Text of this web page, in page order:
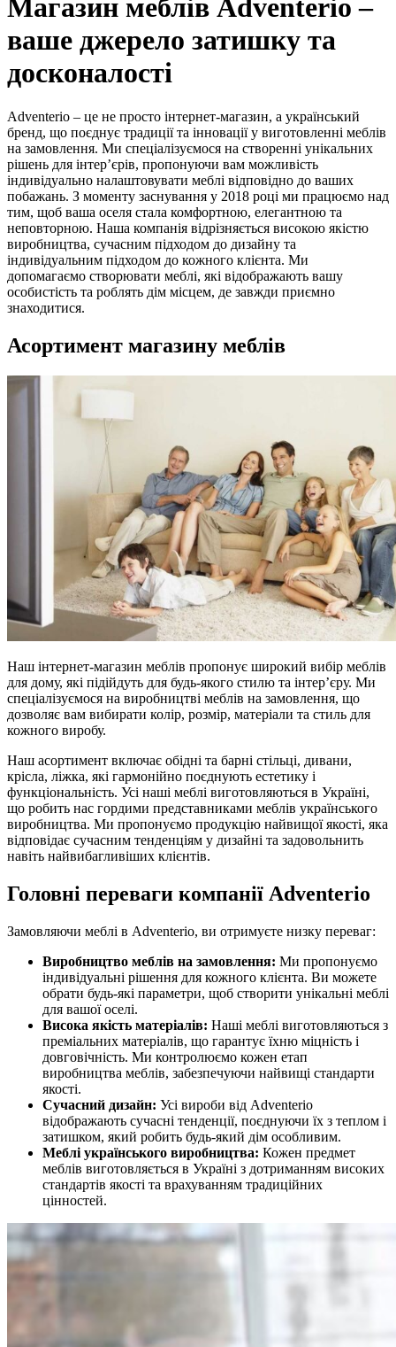
Магазин меблів Adventerio –
ваше джерело затишку та
досконалості
Adventerio – це не просто інтернет-магазин, а український
бренд, що поєднує традиції та інновації у виготовленні меблів
на замовлення. Ми спеціалізуємося на створенні унікальних
рішень для інтер’єрів, пропонуючи вам можливість
індивідуально налаштовувати меблі відповідно до ваших
побажань. З моменту заснування у 2018 році ми працюємо над
тим, щоб ваша оселя стала комфортною, елегантною та
неповторною. Наша компанія відрізняється високою якістю
виробництва, сучасним підходом до дизайну та
індивідуальним підходом до кожного клієнта. Ми
допомагаємо створювати меблі, які відображають вашу
особистість та роблять дім місцем, де завжди приємно
знаходитися.
Асортимент магазину меблів
Наш інтернет-магазин меблів пропонує широкий вибір меблів
для дому, які підійдуть для будь-якого стилю та інтер’єру. Ми
спеціалізуємося на виробництві меблів на замовлення, що
дозволяє вам вибирати колір, розмір, матеріали та стиль для
кожного виробу.
Наш асортимент включає обідні та барні стільці, дивани,
крісла, ліжка, які гармонійно поєднують естетику і
функціональність. Усі наші меблі виготовляються в Україні,
що робить нас гордими представниками меблів українського
виробництва. Ми пропонуємо продукцію найвищої якості, яка
відповідає сучасним тенденціям у дизайні та задовольнить
навіть найвибагливіших клієнтів.
Головні переваги компанії Adventerio
Замовляючи меблі в Adventerio, ви отримуєте низку переваг:
Виробництво меблів на замовлення: Ми пропонуємо
індивідуальні рішення для кожного клієнта. Ви можете
обрати будь-які параметри, щоб створити унікальні меблі
для вашої оселі.
Висока якість матеріалів: Наші меблі виготовляються з
преміальних матеріалів, що гарантує їхню міцність і
довговічність. Ми контролюємо кожен етап
виробництва меблів, забезпечуючи найвищі стандарти
якості.
Сучасний дизайн: Усі вироби від Adventerio
відображають сучасні тенденції, поєднуючи їх з теплом і
затишком, який робить будь-який дім особливим.
Меблі українського виробництва: Кожен предмет
меблів виготовляється в Україні з дотриманням високих
стандартів якості та врахуванням традиційних
цінностей.